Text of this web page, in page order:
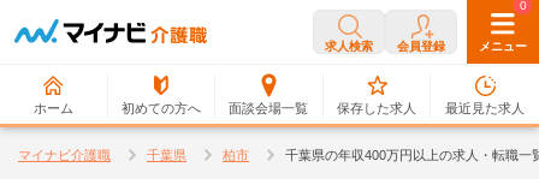
求人検索 会員登録 メニュー
ホーム 初めての方へ 面談会場一覧
0
保存した求人
0
最近見た求人
マイナビ介護職 千葉県 柏市 千葉県の年収400万円以上の求人・転職一